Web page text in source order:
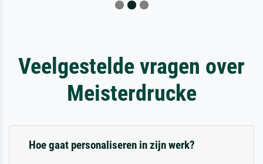
Veelgestelde vragen over
Meisterdrucke
Hoe gaat personaliseren in zijn werk?